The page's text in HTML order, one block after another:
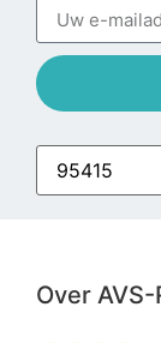
Over